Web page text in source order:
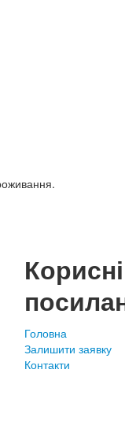
Корисні
Головна
Залишити заявку
Контакти